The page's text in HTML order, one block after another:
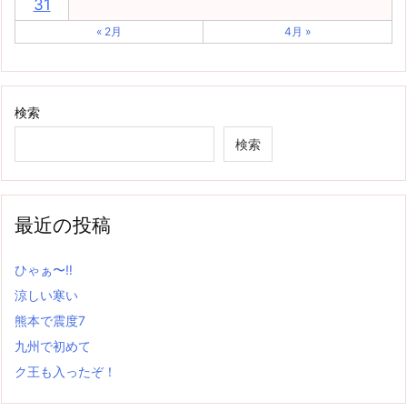
31
« 2月 4月 »
検索
検索
最近の投稿
ひゃぁ〜‼
涼しい寒い
熊本で震度7
九州で初めて
ク王も入ったぞ！